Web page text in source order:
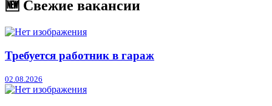
🆕 Свежие вакансии
Требуется работник в гараж
02.08.2026